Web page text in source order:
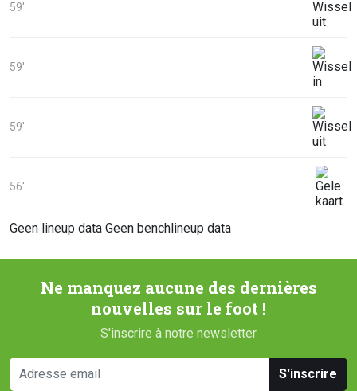
59'
59'
59'
56'
Geen lineup data Geen benchlineup data
Ne manquez aucune des dernières
nouvelles sur le foot !
S'inscrire à notre newsletter
S'inscrire